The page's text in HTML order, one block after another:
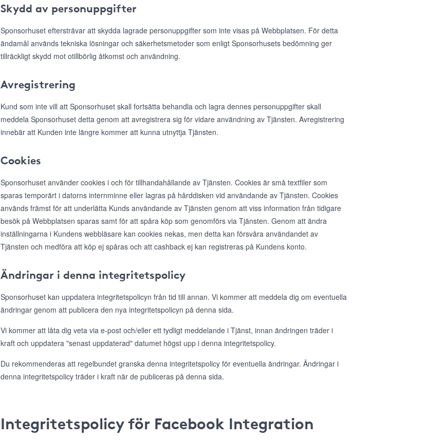
Skydd av personuppgifter
Sponsorhuset eftersträvar att skydda lagrade personuppgifter som inte visas på Webbplatsen. För detta
ändamål används tekniska lösningar och säkerhetsmetoder som enligt Sponsorhusets bedömning ger
tillräckligt skydd mot otillbörlig åtkomst och användning.
Avregistrering
Kund som inte vill att Sponsorhuset skall fortsätta behandla och lagra dennes personuppgifter skall
meddela Sponsorhuset detta genom att avregistrera sig för vidare användning av Tjänsten. Avregistrering
innebär att Kunden inte längre kommer att kunna utnyttja Tjänsten.
Cookies
Sponsorhuset använder cookies i och för tillhandahållande av Tjänsten. Cookies är små textfiler som
sparas temporärt i datorns internminne eller lagras på hårddisken vid användande av Tjänsten. Cookies
används främst för att underlätta Kunds användande av Tjänsten genom att viss information från tidigare
besök på Webbplatsen sparas samt för att spåra köp som genomförs via Tjänsten. Genom att ändra
inställningarna i Kundens webbläsare kan cookies nekas, men detta kan försvåra användandet av
Tjänsten och medföra att köp ej spåras och att cashback ej kan registreras på Kundens konto.
Ändringar i denna integritetspolicy
Sponsorhuset kan uppdatera integritetspolicyn från tid till annan. Vi kommer att meddela dig om eventuella
ändringar genom att publicera den nya integritetspolicyn på denna sida.
Vi kommer att låta dig veta via e-post och/eller ett tydligt meddelande i Tjänst, innan ändringen träder i
kraft och uppdatera "senast uppdaterad" datumet högst upp i denna integritetspolicy.
Du rekommenderas att regelbundet granska denna integritetspolicy för eventuella ändringar. Ändringar i
denna integritetspolicy träder i kraft när de publiceras på denna sida.
Integritetspolicy för Facebook Integration